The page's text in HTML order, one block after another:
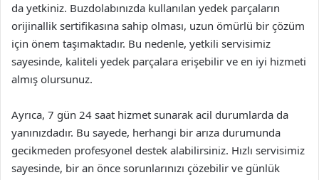
da yetkiniz. Buzdolabınızda kullanılan yedek parçaların
orijinallik sertifikasına sahip olması, uzun ömürlü bir çözüm
için önem taşımaktadır. Bu nedenle, yetkili servisimiz
sayesinde, kaliteli yedek parçalara erişebilir ve en iyi hizmeti
almış olursunuz.
Ayrıca, 7 gün 24 saat hizmet sunarak acil durumlarda da
yanınızdadır. Bu sayede, herhangi bir arıza durumunda
gecikmeden profesyonel destek alabilirsiniz. Hızlı servisimiz
sayesinde, bir an önce sorunlarınızı çözebilir ve günlük